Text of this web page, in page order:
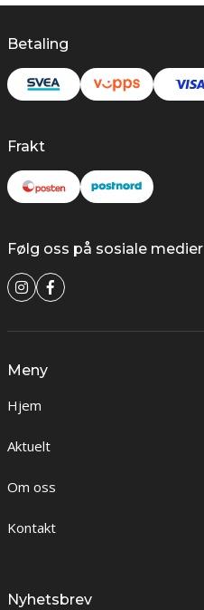
Betaling
Frakt
Følg oss på sosiale medier
Meny
Hjem
Aktuelt
Om oss
Kontakt
Nyhetsbrev